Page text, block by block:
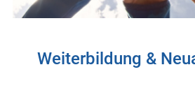
Weiterbildung &